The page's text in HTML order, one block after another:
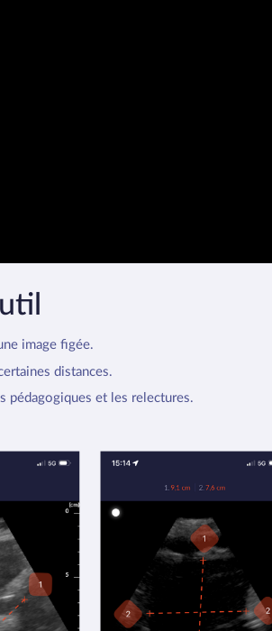
image figée.
distances.
pédagogiques et les relectures.